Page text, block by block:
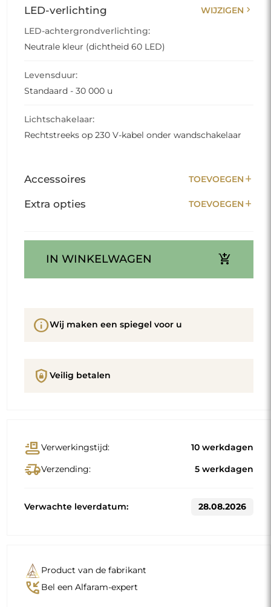
LED-verlichting WIJZIGEN chevron_right
LED-achtergrondverlichting:
Neutrale kleur (dichtheid 60 LED)
Levensduur:
Standaard - 30 000 u
Lichtschakelaar:
Rechtstreeks op 230 V-kabel onder wandschakelaar
Accessoires TOEVOEGEN add
Extra opties TOEVOEGEN add
IN WINKELWAGEN add_shopping_cart
infoWij maken een spiegel voor u
shield_lock Veilig betalen
conveyor_beltVerwerkingstijd: 10 werkdagen
delivery_truck_speedVerzending: 5 werkdagen
Verwachte leverdatum: 28.08.2026
Product van de fabrikant
phone_callback Bel een Alfaram-expert